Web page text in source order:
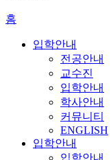
홈
입학안내
전공안내
교수진
입학안내
학사안내
커뮤니티
ENGLISH
입학안내
입학안내